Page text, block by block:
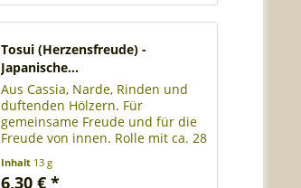
Tosui (Herzensfreude) -
Japanische...
Aus Cassia, Narde, Rinden und
duftenden Hölzern. Für
gemeinsame Freude und für die
Freude von innen. Rolle mit ca. 28
Länge der Räucherstäbchen 13
Inhalt 13 g
6,30 € *